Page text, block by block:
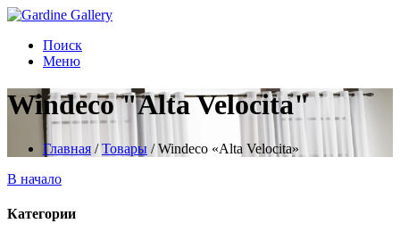
Поиск
Меню
Windeco "Alta Velocita"
Главная /Товары /Windeco «Alta Velocita»
В начало
Категории